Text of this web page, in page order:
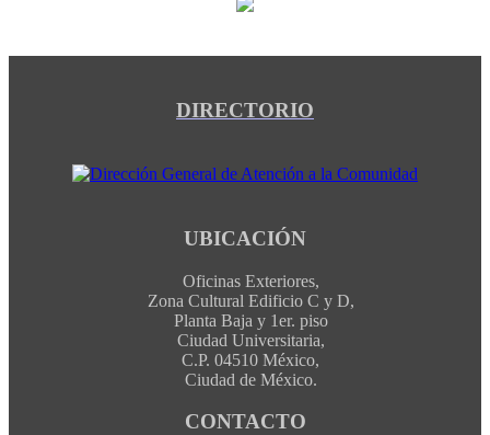
DIRECTORIO
UBICACIÓN
Oficinas Exteriores,
Zona Cultural Edificio C y D,
Planta Baja y 1er. piso
Ciudad Universitaria,
C.P. 04510 México,
Ciudad de México.
CONTACTO